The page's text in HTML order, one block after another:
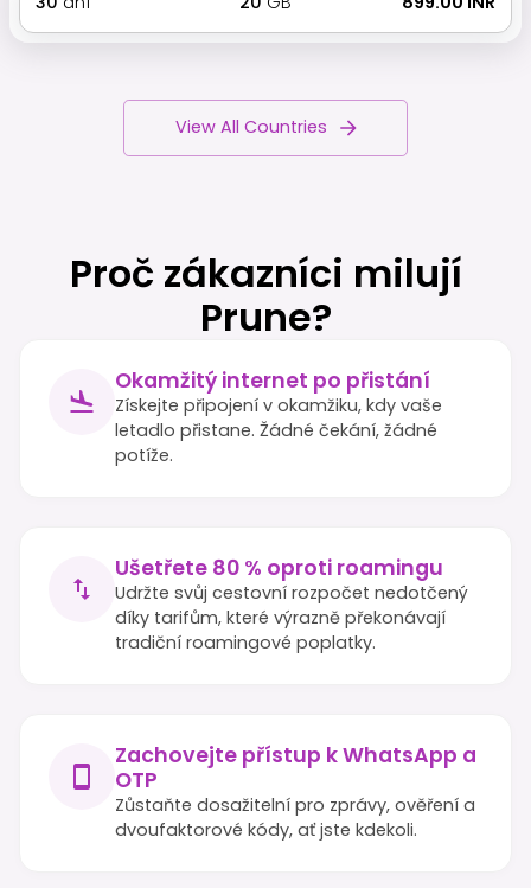
View All Countries
Proč zákazníci milují
Prune?
Okamžitý internet po přistání
Získejte připojení v okamžiku, kdy vaše
letadlo přistane. Žádné čekání, žádné
potíže.
Ušetřete 80 % oproti roamingu
Udržte svůj cestovní rozpočet nedotčený
díky tarifům, které výrazně překonávají
tradiční roamingové poplatky.
Zachovejte přístup k WhatsApp a
OTP
Zůstaňte dosažitelní pro zprávy, ověření a
dvoufaktorové kódy, ať jste kdekoli.